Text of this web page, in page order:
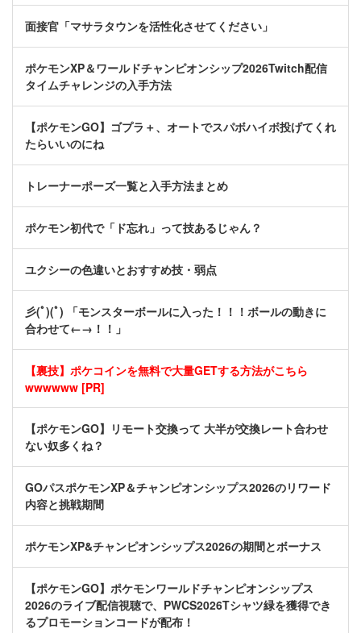
面接官「マサラタウンを活性化させてください」
ポケモンXP＆ワールドチャンピオンシップ2026Twitch配信
タイムチャレンジの入手方法
【ポケモンGO】ゴプラ＋、オートでスパボハイボ投げてくれ
たらいいのにね
トレーナーポーズ一覧と入手方法まとめ
ポケモン初代で「ド忘れ」って技あるじゃん？
ユクシーの色違いとおすすめ技・弱点
彡(ﾟ)(ﾟ) 「モンスターボールに入った！！！ボールの動きに
合わせて←→！！」
【裏技】ポケコインを無料で大量GETする方法がこちら
wwwwww [PR]
【ポケモンGO】リモート交換って 大半が交換レート合わせ
ない奴多くね？
GOパスポケモンXP＆チャンピオンシップス2026のリワード
内容と挑戦期間
ポケモンXP&チャンピオンシップス2026の期間とボーナス
【ポケモンGO】ポケモンワールドチャンピオンシップス
2026のライブ配信視聴で、PWCS2026Tシャツ緑を獲得でき
るプロモーションコードが配布！